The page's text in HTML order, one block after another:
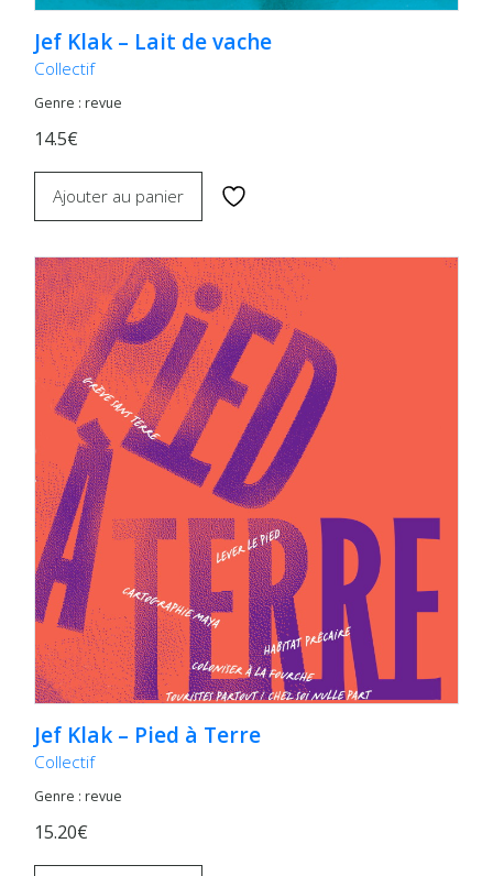
Jef Klak – Lait de vache
Collectif
Genre : revue
14.5€
Ajouter au panier
Jef Klak – Pied à Terre
Collectif
Genre : revue
15.20€